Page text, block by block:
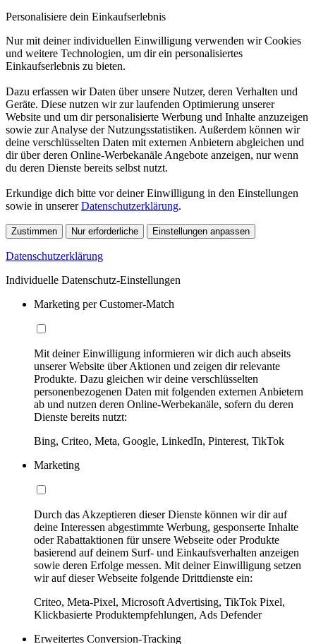
Personalisiere dein Einkaufserlebnis
Nur mit deiner individuellen Einwilligung verwenden wir Cookies
und weitere Technologien, um dir ein personalisiertes
Einkaufserlebnis zu bieten.
Dazu erfassen wir Daten über unsere Nutzer, deren Verhalten und
Geräte. Diese nutzen wir zur laufenden Optimierung unserer
Website und um dir personalisierte Werbung und Inhalte anzuzeigen
sowie zur Analyse der Nutzungsstatistiken. Außerdem können wir
deine verschlüsselten Daten mit externen Anbietern abgleichen und
dir über deren Online-Werbekanäle Angebote anzeigen, nur wenn
du deren Dienste bereits selbst nutzt.
Erkundige dich bitte vor deiner Einwilligung in den Einstellungen
sowie in unsererDatenschutzerklärung.
Zustimmen Nur erforderliche Einstellungen anpassen
Datenschutzerklärung
Individuelle Datenschutz-Einstellungen
Marketing per Customer-Match
Mit deiner Einwilligung informieren wir dich auch abseits
unserer Website über Aktionen und zeigen dir relevante
Produkte. Dazu gleichen wir deine verschlüsselten
personenbezogenen Daten mit folgenden externen Anbietern
ab und nutzen deren Online-Werbekanäle, sofern du deren
Dienste bereits nutzt:
Bing, Criteo, Meta, Google, LinkedIn, Pinterest, TikTok
Marketing
Durch das Akzeptieren dieser Dienste können wir dir auf
deine Interessen abgestimmte Werbung, gesponserte Inhalte
oder Rabattaktionen für unsere Webseite oder Produkte
basierend auf deinem Surf- und Einkaufsverhalten anzeigen
sowie deren Erfolge messen. Mit deiner Einwilligung setzen
wir auf dieser Webseite folgende Drittdienste ein:
Criteo, Meta-Pixel, Microsoft Advertising, TikTok Pixel,
Klickbasierte Produktempfehlungen, Ads Defender
Erweitertes Conversion-Tracking